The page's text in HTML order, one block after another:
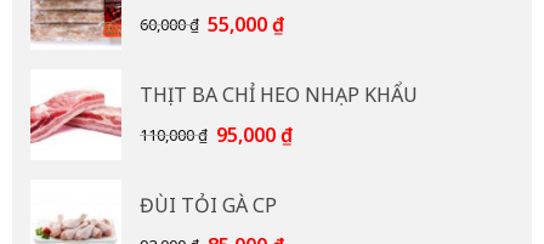
60,000₫ Giá
60,000 ₫.
55,000₫Giá
là:
55,000 ₫.
THỊT BA CHỈ HEO NHẠP KHẨU
110,000₫ Giá
110,000 ₫.
95,000₫Giá
ĐÙI TỎI GÀ CP